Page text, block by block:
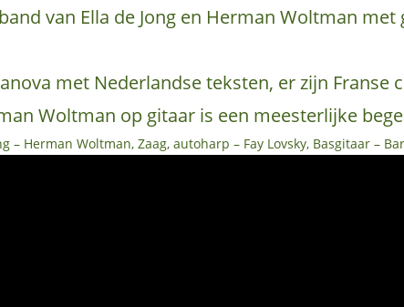
van Ella de Jong en Herman Woltman met
met Nederlandse teksten, er zijn Franse
Woltman op gitaar is een meesterlijke
– Herman Woltman, Zaag, autoharp – Fay Lovsky, Basgitaar –